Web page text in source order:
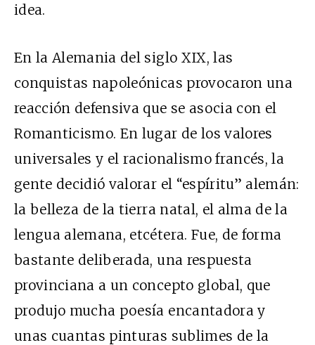
idea.
En la Alemania del siglo XIX, las
conquistas napoleónicas provocaron una
reacción defensiva que se asocia con el
Romanticismo. En lugar de los valores
universales y el racionalismo francés, la
gente decidió valorar el “espíritu” alemán:
la belleza de la tierra natal, el alma de la
lengua alemana, etcétera. Fue, de forma
bastante deliberada, una respuesta
provinciana a un concepto global, que
produjo mucha poesía encantadora y
unas cuantas pinturas sublimes de la